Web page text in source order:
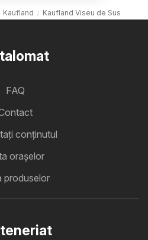
Kaufland Kaufland Viseu de Sus
FAQ
conținutul
oraşelor
produselor